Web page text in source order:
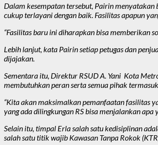
Dalam kesempatan tersebut, Pairin
cukup terlayani dengan baik. Fasilitas apapun
“Fasilitas baru ini diharapkan bisa memberikan
Lebih lanjut, kata Pairin setiap petugas dan
dijajakan.
Sementara itu, Direktur RSUD A. Yani Kota
membutuhkan peran serta semua pihak
“Kita akan maksimalkan pemanfaatan fasilitas
yang ada dilingkungan RS bisa menjalankan apa
Selain itu, timpal Erla salah satu kedisiplinan
salah satu titik wajib Kawasan Tanpa Rokok